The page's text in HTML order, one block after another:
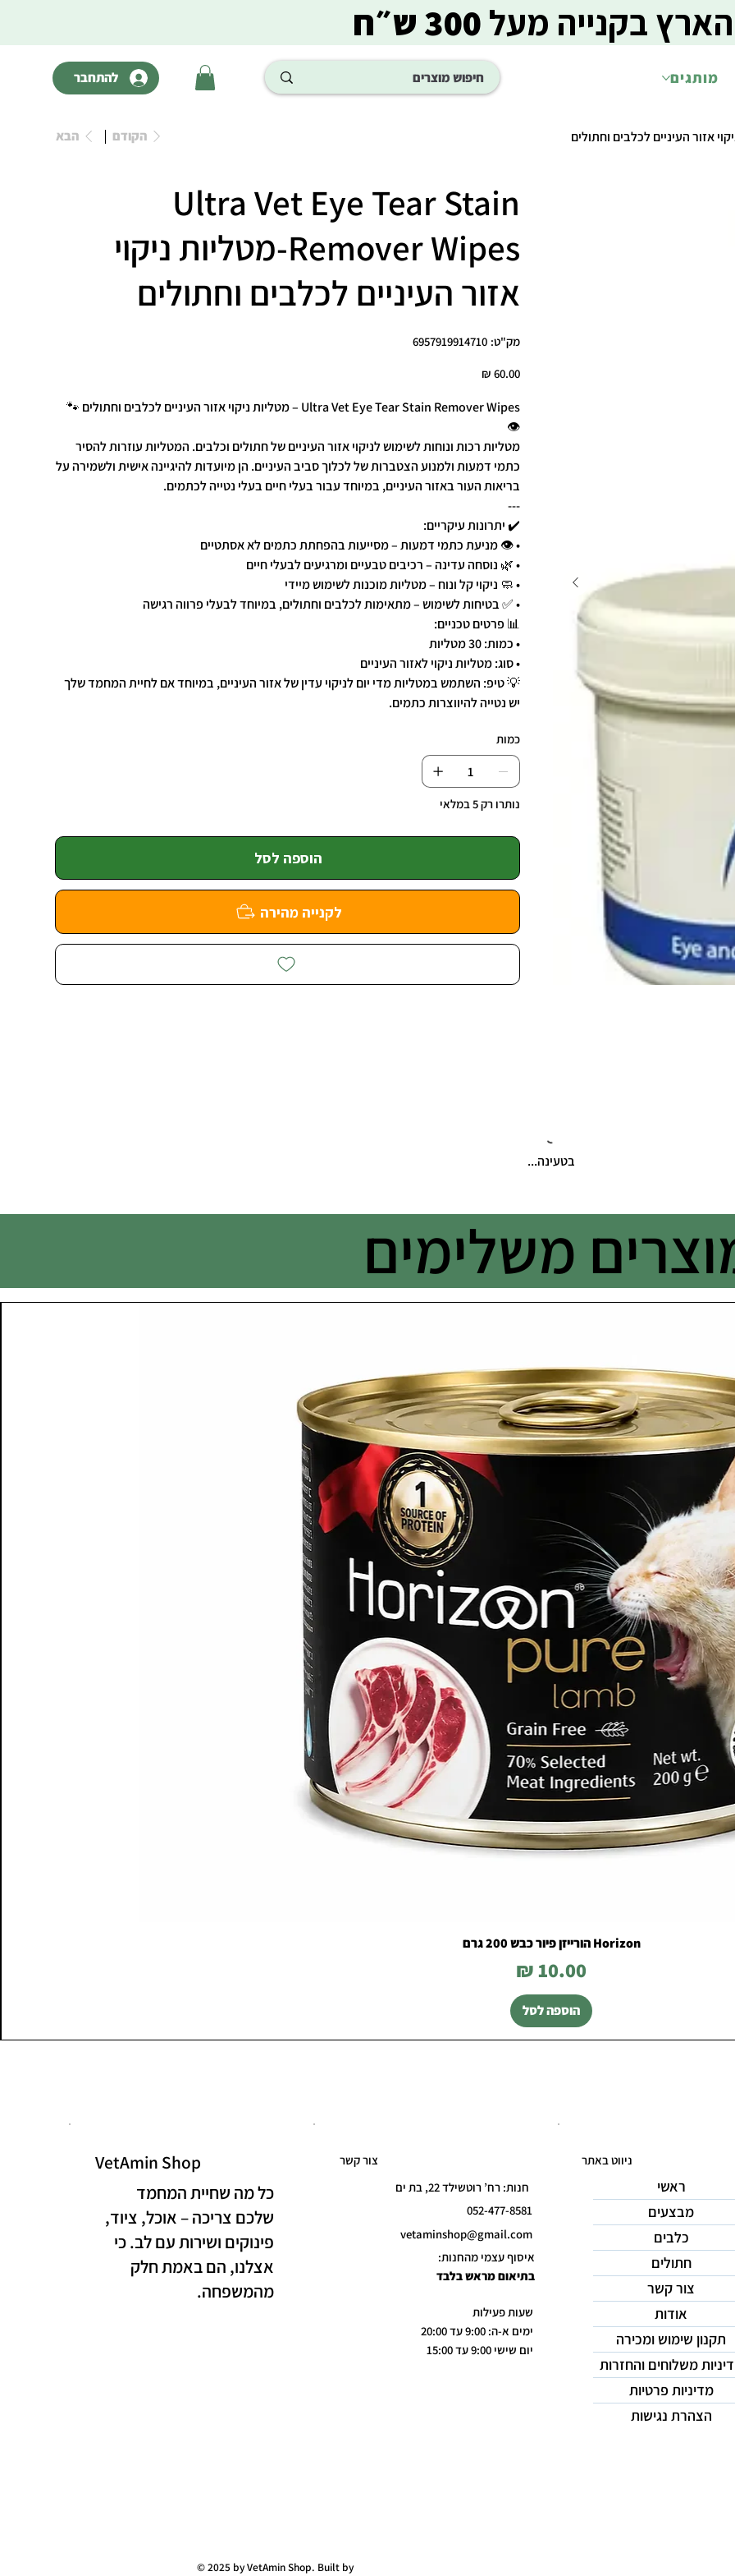
מותגים להתחבר
בקנייה מעל300 ש״ח
הקודם הבא
Ultra Vet Eye Tear Stain
Remover Wipes-מטליות ניקוי
אזור העיניים לכלבים וחתולים
מק"ט:
מק"ט
6957919914710
6957919914710
מחיר ‏60.00 ‏₪
Ultra Vet Eye Tear Stain Remover Wipes – מטליות ניקוי אזור העיניים לכלבים וחתולים 🐾
👁️
מטליות רכות ונוחות לשימוש לניקוי אזור העיניים של חתולים וכלבים. המטליות עוזרות להסיר
כתמי דמעות ולמנוע הצטברות של לכלוך סביב העיניים. הן מיועדות להיגיינה אישית ולשמירה על
בריאות העור באזור העיניים, במיוחד עבור בעלי חיים בעלי נטייה לכתמים.
---
✔️ יתרונות עיקריים:
• 👁️ מניעת כתמי דמעות – מסייעות בהפחתת כתמים לא אסתטיים
• 🌿 נוסחה עדינה – רכיבים טבעיים ומרגיעים לבעלי חיים
• 🧼 ניקוי קל ונוח – מטליות מוכנות לשימוש מיידי
• ✅ בטיחות לשימוש – מתאימות לכלבים וחתולים, במיוחד לבעלי פרווה רגישה
📊 פרטים טכניים:
• כמות: 30 מטליות
• סוג: מטליות ניקוי לאזור העיניים
💡 טיפ: השתמש במטליות מדי יום לניקוי עדין של אזור העיניים, במיוחד אם לחיית המחמד שלך
יש נטייה להיווצרות כתמים.
כמות
נותרו רק 5 במלאי
הוספה לסל
לקנייה מהירה
בטעינה...
משלימים
Horizon הורייזן פיור כבש 200 גרם
מחיר
הוספה לסל
VetAmin Shop
כל מה שחיית המחמד
שלכם צריכה – אוכל, ציוד,
פינוקים ושירות עם לב. כי
אצלנו, הם באמת חלק
מהמשפחה.
חנות: רח’ רוטשילד 22, בת ים
052-477-8581
vetaminshop@gmail.com
איסוף עצמי מהחנות:
בתיאום מראש בלבד
שעות פעילות
ימים א-ה: 9:00 עד 20:00
יום שישי 9:00 עד 15:00
צור קשר ניווט באתר
ראשי
מבצעים
כלבים
חתולים
צור קשר
אודות
תקנון שימוש ומכירה
משלוחים והחזרות
מדיניות פרטיות
הצהרת נגישות
© 2025 by VetAmin Shop. Built by